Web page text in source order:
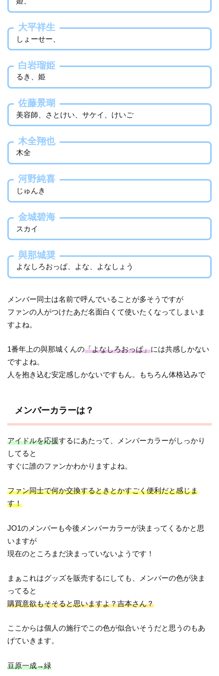
大平祥生
しょーせー、
白岩瑠姫
るき、姫
佐藤景瑚
美容師、さとけい、サケイ、けいご
木全翔也
木全
河野純喜
じゅんき
金城碧海
スカイ
與那城奨
よなしろおっぱ、よな、よなしょう
メンバー同士は名前で呼んでいることが多そうですが
ファンの人がつけたあだ名面白くて使いたくなってしまいま
すよね。
1番年上の與那城くんの「よなしろおっぱ」には共感しかない
ですよね。
人を抱き込む安定感しかないですもん。もちろん体格込みで
メンバーカラーは？
アイドルを応援するにあたって、メンバーカラーがしっかり
してると
すぐに誰のファンかわかりますよね。
ファン同士で何か交換するときとかすごく便利だと感じま
す！
JO1のメンバーも今後メンバーカラーが決まってくるかと思
いますが
現在のところまだ決まっていないようです！
まぁこれはグッズを販売するにしても、メンバーの色が決ま
ってると
購買意欲もそそると思いますよ？吉本さん？
ここからは個人の施行でこの色が似合いそうだと思うのもあ
げていきます。
豆原一成→緑